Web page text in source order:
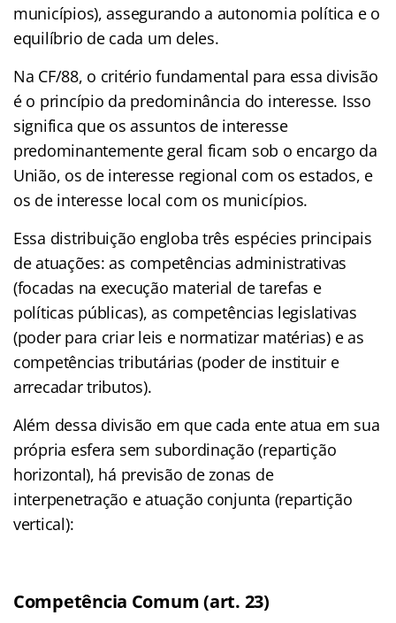
municípios), assegurando a autonomia política e o
equilíbrio de cada um deles.
Na CF/88, o critério fundamental para essa divisão
é o princípio da predominância do interesse. Isso
significa que os assuntos de interesse
predominantemente geral ficam sob o encargo da
União, os de interesse regional com os estados, e
os de interesse local com os municípios.
Essa distribuição engloba três espécies principais
de atuações: as competências administrativas
(focadas na execução material de tarefas e
políticas públicas), as competências legislativas
(poder para criar leis e normatizar matérias) e as
competências tributárias (poder de instituir e
arrecadar tributos).
Além dessa divisão em que cada ente atua em sua
própria esfera sem subordinação (repartição
horizontal), há previsão de zonas de
interpenetração e atuação conjunta (repartição
vertical):
Competência Comum (art. 23)